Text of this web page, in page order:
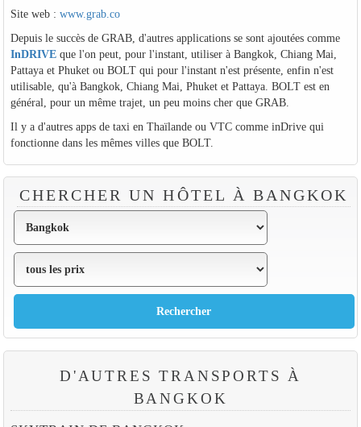
Site web : www.grab.co
Depuis le succès de GRAB, d'autres applications se sont ajoutées comme
InDRIVEque l'on peut, pour l'instant, utiliser à Bangkok, Chiang Mai,
Pattaya et Phuket ou BOLT qui pour l'instant n'est présente, enfin n'est
utilisable, qu'à Bangkok, Chiang Mai, Phuket et Pattaya. BOLT est en
général, pour un même trajet, un peu moins cher que GRAB.
Il y a d'autres apps de taxi en Thaïlande ou VTC comme inDrive qui
fonctionne dans les mêmes villes que BOLT.
CHERCHER UN HÔTEL À BANGKOK
D'AUTRES TRANSPORTS À
BANGKOK